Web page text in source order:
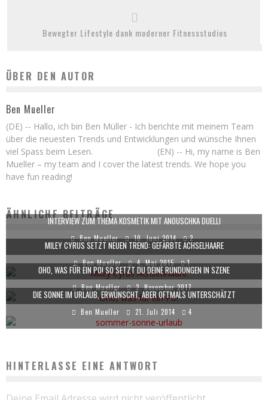
Bewegter Lifestyle dank moderner Fitnessstudios
ÜBER DEN AUTOR
Ben Mueller
(DE) -- Hallo, ich bin Ben Müller - Ich berichte mit meinem Team
über die neuesten Trends und Entwicklungen und wünsche Ihnen
viel Spass beim Lesen. (EN) -- Hi, my name is Ben
Mueller – my team and I cover the latest trends. We hope you
have fun reading!
ÄHNLICHE BEITRÄGE
INTERVIEW ZUM THEMA KOSMETIK MIT ANOUSCHKA DUELLI
Ben Mueller 10. Juni 2014 2
MILEY CYRUS SETZT NEUEN TREND: GEFÄRBTE ACHSELHAARE
Ben Mueller 4. Mai 2015 1
OHO, WAS FÜR EIN PO! SO SETZT DU DEINE RUNDUNGEN IN SZENE
Ben Mueller 2. November 2017
DIE SONNE IM URLAUB, ERWÜNSCHT, ABER OFTMALS UNTERSCHÄTZT
Ben Mueller 21. Juli 2014 4
HINTERLASSE EINE ANTWORT